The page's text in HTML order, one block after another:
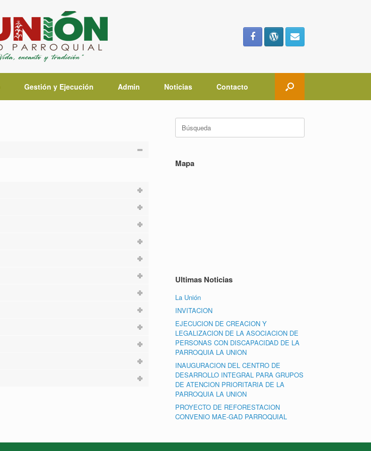
Gestión y Ejecución Admin Noticias Contacto
Buscar:
Mapa
Ultimas Noticias
La Unión
INVITACION
EJECUCION DE CREACION Y
LEGALIZACION DE LA ASOCIACION DE
PERSONAS CON DISCAPACIDAD DE LA
PARROQUIA LA UNION
INAUGURACION DEL CENTRO DE
DESARROLLO INTEGRAL PARA GRUPOS
DE ATENCION PRIORITARIA DE LA
PARROQUIA LA UNION
PROYECTO DE REFORESTACION
CONVENIO MAE-GAD PARROQUIAL